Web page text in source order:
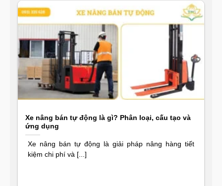
Xe nâng bán tự động là gì? Phân loại, cấu tạo và
ứng dụng
Xe nâng bán tự động là giải pháp nâng hàng tiết
kiệm chi phí và [...]